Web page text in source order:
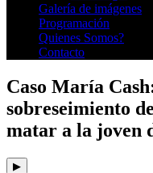
Galería de imágenes
Programación
Quienes Somos?
Contacto
Caso María
sobreseimiento
matar a la joven
▶